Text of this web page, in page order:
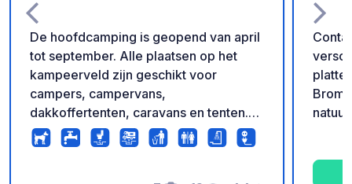
De hoofdcamping is geopend van april
tot september. Alle plaatsen op het
kampeerveld zijn geschikt voor
campers, campervans,
dakkoffertenten, caravans en tenten.
We hebben 29 elektrische en 22 niet-
elektrische plaatsen. Er is een speeltuin
Contant of
van